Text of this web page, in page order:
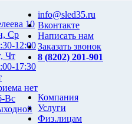
10
Ср
12:00
Чт
17:30
нет
Вс
info@sled35.ru
Вконтакте
Написать нам
Заказать звонок
8 (8202) 201-901
Компания
Услуги
Физ.лицам